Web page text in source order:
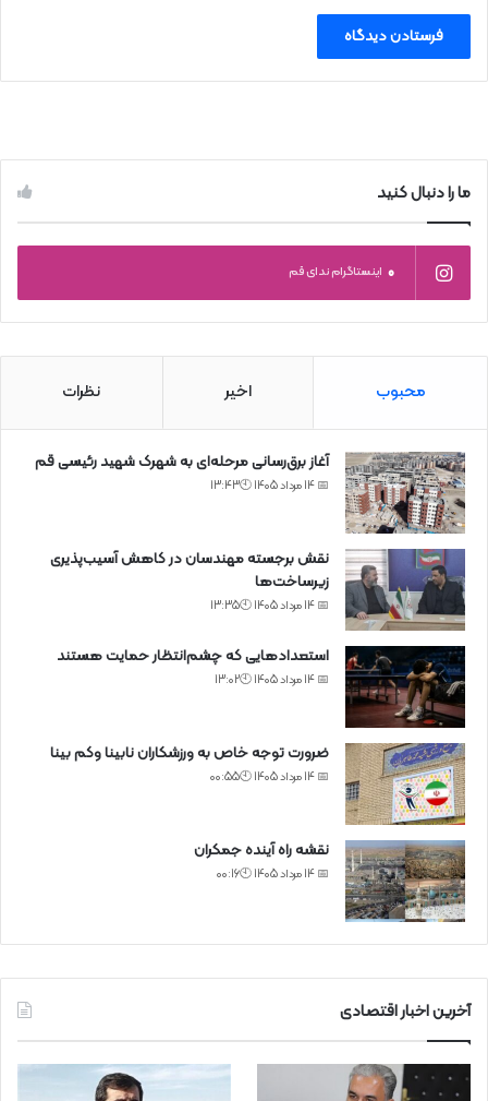
ما را دنبال کنید
0 اینستاگرام ندای قم
محبوب اخیر نظرات
آغاز برق‌رسانی مرحله‌ای به شهرک شهید رئیسی قم
📅 14 مرداد 1405 🕙13:43
نقش برجسته مهندسان در کاهش آسیب‌پذیری
زیرساخت‌ها
📅 14 مرداد 1405 🕙13:35
استعدادهایی که چشم‌انتظار حمایت هستند
📅 14 مرداد 1405 🕙13:02
ضرورت توجه خاص به ورزشکاران نابینا وکم بینا
📅 14 مرداد 1405 🕙00:55
نقشه راه آینده جمکران
📅 14 مرداد 1405 🕙00:16
آخرین اخبار اقتصادی